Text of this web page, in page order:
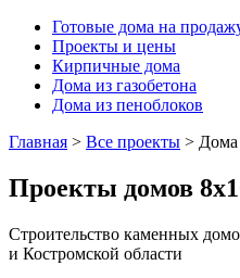
Готовые дома на
Проекты и цены
Кирпичные дома
Дома из газобетона
Дома из пеноблоков
Главная > Все проекты >
Проекты домов
Строительство каменных
и Костромской области